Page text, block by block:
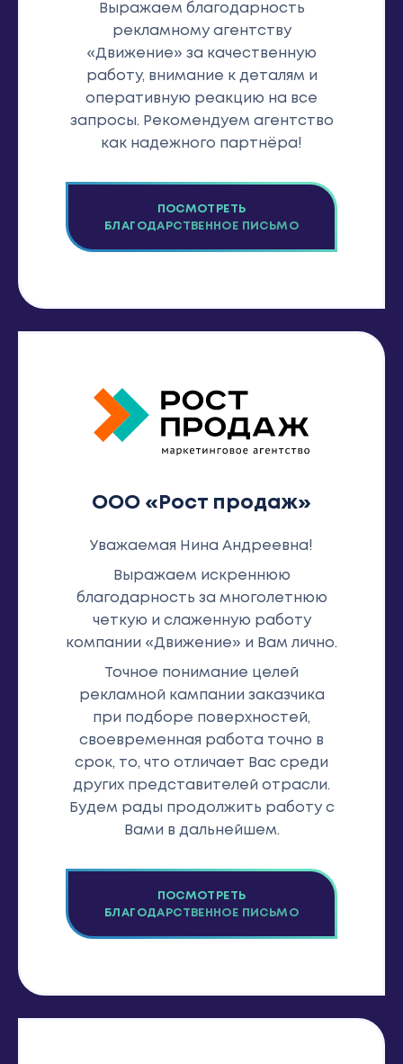
Выражаем благодарность
рекламному агентству
«Движение» за качественную
работу, внимание к деталям и
оперативную реакцию на все
запросы. Рекомендуем агентство
как надежного партнёра!
ПОСМОТРЕТЬ
БЛАГОДАРСТВЕННОЕ ПИСЬМО
ООО «Рост продаж»
Уважаемая Нина Андреевна!
Выражаем искреннюю
благодарность за многолетнюю
четкую и слаженную работу
компании «Движение» и Вам лично.
Точное понимание целей
рекламной кампании заказчика
при подборе поверхностей,
своевременная работа точно в
срок, то, что отличает Вас среди
других представителей отрасли.
Будем рады продолжить работу с
Вами в дальнейшем.
ПОСМОТРЕТЬ
БЛАГОДАРСТВЕННОЕ ПИСЬМО